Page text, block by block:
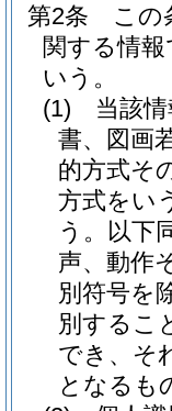
第2条
この
関する情
いう。
(1)
当該
書、図画
的方式そ
方式をい
う。以下
声、動作
別符号を
別するこ
でき、そ
となるも